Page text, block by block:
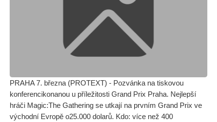
PRAHA 7. března (PROTEXT) - Pozvánka na tiskovou
konferencikonanou u příležitosti Grand Prix Praha. Nejlepší
hráči Magic:The Gathering se utkají na prvním Grand Prix ve
východní Evropě o25.000 dolarů. Kdo: více než 400